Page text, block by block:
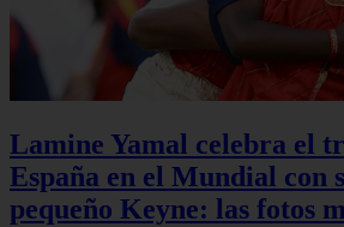
Lamine Yamal celebra el
España en el Mundial con
pequeño Keyne: las fotos